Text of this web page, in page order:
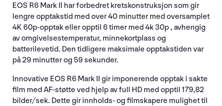
EOS R6 Mark II har forbedret kretskonstruksjon som gir
lengre opptakstid med over 40 minutter med oversamplet
4K 60p-opptak eller opptil 6 timer med 4k 30p , avhengig
av omgivelsestemperatur, minnekortplass og
batterilevetid. Den tidligere maksimale opptakstiden var
på 29 minutter og 59 sekunder.
Innovative EOS R6 Mark II gir imponerende opptak i sakte
film med AF-støtte ved hjelp av full HD med opptil 179,82
bilder/sek. Dette gir innholds- og filmskapere mulighet til